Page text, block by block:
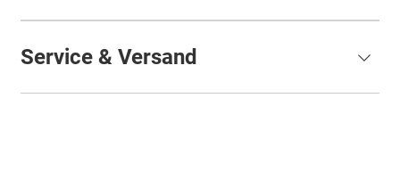
Service & Versand